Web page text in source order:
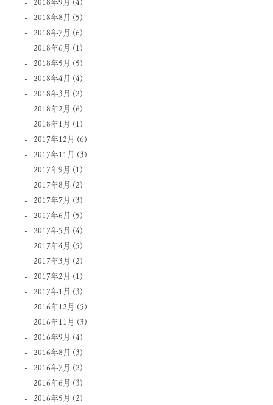
2018年8月 (5)
2018年7月 (6)
2018年6月 (1)
2018年5月 (5)
2018年4月 (4)
2018年3月 (2)
2018年2月 (6)
2018年1月 (1)
2017年12月 (6)
2017年11月 (3)
2017年9月 (1)
2017年8月 (2)
2017年7月 (3)
2017年6月 (5)
2017年5月 (4)
2017年4月 (5)
2017年3月 (2)
2017年2月 (1)
2017年1月 (3)
2016年12月 (5)
2016年11月 (3)
2016年9月 (4)
2016年8月 (3)
2016年7月 (2)
2016年6月 (3)
2016年5月 (2)